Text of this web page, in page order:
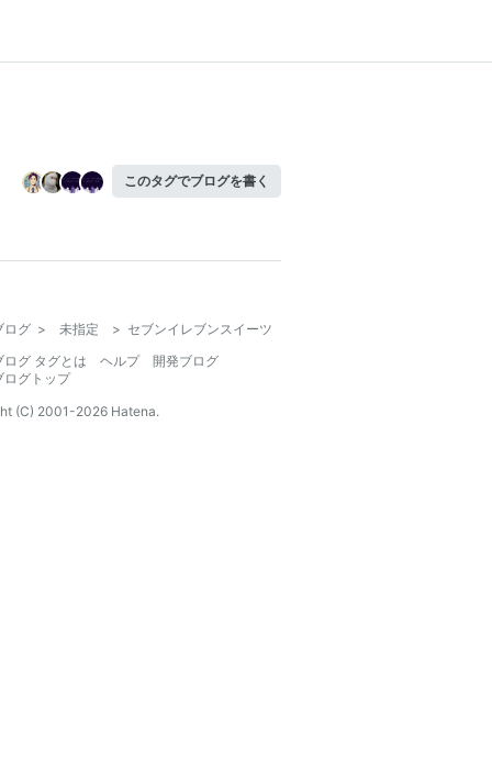
このタグでブログを書く
ログ > 未指定 > セブンイレブンスイーツ
ログ タグとは
ヘルプ
開発ブログ
ログトップ
(C) 2001-2026 Hatena.